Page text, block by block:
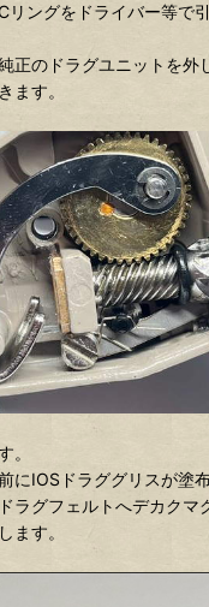
リングをドライバー等で
正のドラグユニットを外
ます。
。
にIOSドラググリスが塗
ラグフェルトへデカクマ
ます。